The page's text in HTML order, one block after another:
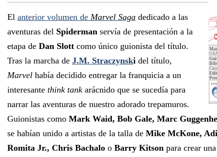
El anterior volumen de Marvel Saga dedicado a las
aventuras del Spiderman servía de presentación a la
etapa de Dan Slott como único guionista del título.
Tras la marcha de J.M. Straczynski del título,
Marvel había decidido entregar la franquicia a un
interesante think tank arácnido que se sucedía para
narrar las aventuras de nuestro adorado trepamuros.
Guionistas como Mark Waid, Bob Gale, Marc
se habían unido a artistas de la talla de Mike McKone,
Romita Jr., Chris Bachalo o Barry Kitson para crear